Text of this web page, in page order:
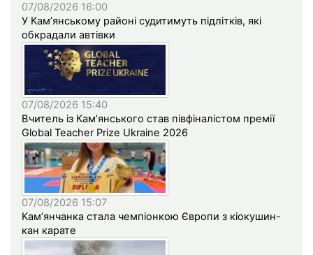
07/08/2026 16:00
У Кам’янському районі судитимуть підлітків, які
обкрадали автівки
07/08/2026 15:40
Вчитель із Кам’янського став півфіналістом премії
Global Teacher Prize Ukraine 2026
07/08/2026 15:07
Кам’янчанка стала чемпіонкою Європи з кіокушин-
кан карате